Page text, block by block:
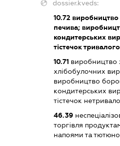
dossier.kveds:
10.72виробництво
печива;
кондитерських
тістечок
10.71виробництво
хлібобулочних
виробництво
кондитерських
тістечок
46.39
торгівля
напоями та